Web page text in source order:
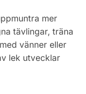
mer
tävlingar, träna
vänner eller
lek utvecklar